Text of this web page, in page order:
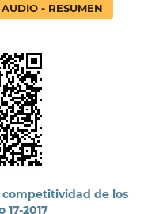
AUDIO - RESUMEN
de los
2017